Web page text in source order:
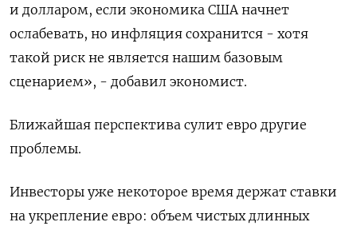
и долларом, если экономика США начнет
ослабевать, но инфляция сохранится - хотя
такой риск не является нашим базовым
сценарием», - добавил экономист.
Ближайшая перспектива сулит евро другие
проблемы.
Инвесторы уже некоторое время держат ставки
на укрепление евро: объем чистых длинных